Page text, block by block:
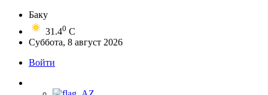
Баку
31.40 C
Суббота, 8 август 2026
Войти